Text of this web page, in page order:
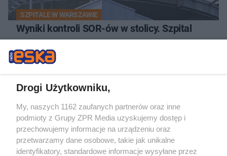
SZPITALE W WARSZAWIE
Wyniki kontroli SOR-ów w stolicy. Szpital
Drogi Użytkowniku,
My, naszych 1162 zaufanych partnerów oraz inne
podmioty z Grupy ZPR Media uzyskujemy dostęp i
przechowujemy informacje na urządzeniu oraz
przetwarzamy dane osobowe, takie jak unikalne
identyfikatory, standardowe informacje wysyłane przez